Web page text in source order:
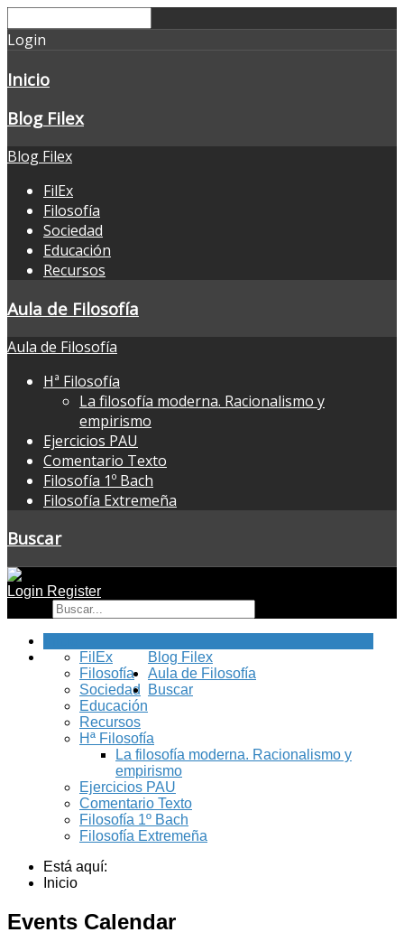
Login
Inicio
Blog Filex
Blog Filex
FilEx
Filosofía
Sociedad
Educación
Recursos
Aula de Filosofía
Aula de Filosofía
Hª Filosofía
La filosofía moderna. Racionalismo y
empirismo
Ejercicios PAU
Comentario Texto
Filosofía 1º Bach
Filosofía Extremeña
Buscar
Login Register
Blog Filex
FilEx
Filosofía
Sociedad
Educación
Recursos
Aula de Filosofía
Hª Filosofía
La filosofía moderna. Racionalismo y
empirismo
Ejercicios PAU
Comentario Texto
Filosofía 1º Bach
Filosofía Extremeña
Buscar
Está aquí:
Inicio
Events Calendar